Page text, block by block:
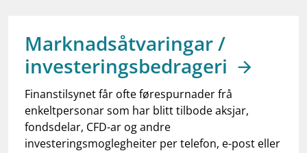
dashboardInformasjon for investorer
notifications_noneAbonner på nyhetsvarsel
Marknadsåtvaringar /
investeringsbedrageri
Finanstilsynet får ofte førespurnader frå
enkeltpersonar som har blitt tilbode aksjar,
fondsdelar, CFD-ar og andre
investeringsmoglegheiter per telefon, e-post eller